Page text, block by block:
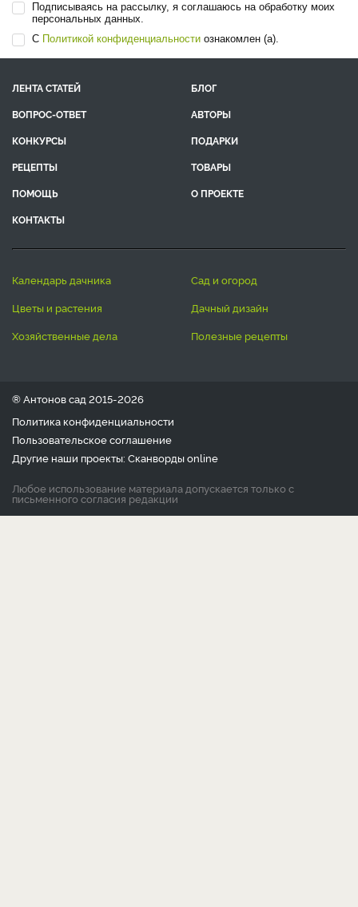
Подписываясь на рассылку, я соглашаюсь на обработку моих
персональных данных.
С Политикой конфиденциальности ознакомлен (а).
ЛЕНТА СТАТЕЙ
БЛОГ
ВОПРОС-ОТВЕТ
АВТОРЫ
КОНКУРСЫ
ПОДАРКИ
РЕЦЕПТЫ
ТОВАРЫ
ПОМОЩЬ
О ПРОЕКТЕ
КОНТАКТЫ
календарь дачника
сад и огород
цветы и растения
дачный дизайн
хозяйственные дела
полезные рецепты
® Антонов сад 2015-2026
Политика конфиденциальности
Пользовательское соглашение
Другие наши проекты: Сканвордыonline
Любое использование материала допускается только с
письменного согласия редакции